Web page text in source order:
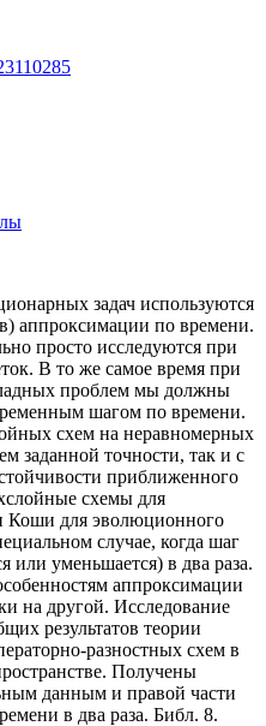
задач используются
аппроксимации по времени.
просто исследуются при
В то же самое время при
проблем мы должны
шагом по времени.
схем на неравномерных
заданной точности, так и с
приближенного
схемы для
Коши для эволюционного
случае, когда шаг
или уменьшается) в два раза.
аппроксимации
на другой. Исследование
результатов теории
разностных схем в
Получены
данным и правой части
в два раза. Библ. 8.